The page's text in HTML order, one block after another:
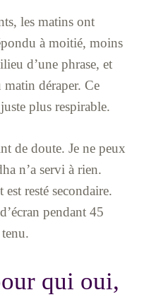
les matins ont
à moitié, moins
d’une phrase, et
déraper. Ce
plus respirable.
de doute. Je ne peux
n’a servi à rien.
resté secondaire.
pendant 45
qui oui,